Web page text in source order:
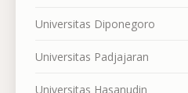
Universitas Diponegoro
Universitas Padjajaran
Universitas Hasanudin